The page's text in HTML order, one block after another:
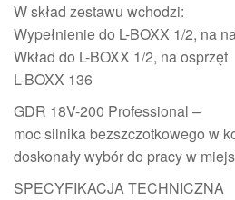
W skład zestawu wchodzi:
Wypełnienie do L-BOXX 1/2, na
Wkład do L-BOXX 1/2, na osprzęt
L-BOXX 136
GDR 18V-200 Professional –
moc silnika bezszczotkowego w
doskonały wybór do pracy w
SPECYFIKACJA TECHNICZNA